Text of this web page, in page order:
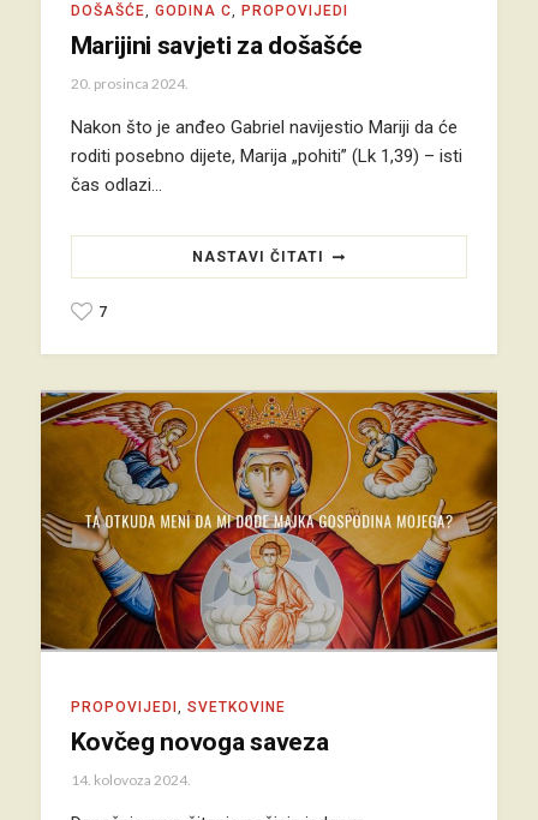
DOŠAŠĆE GODINA C PROPOVIJEDI
Marijini savjeti za došašće
20. prosinca 2024.
Nakon što je anđeo Gabriel navijestio Mariji da će
roditi posebno dijete, Marija „pohiti” (Lk 1,39) – isti
čas odlazi…
NASTAVI ČITATI
7
PROPOVIJEDI , SVETKOVINE
Kovčeg novoga saveza
14. kolovoza 2024.